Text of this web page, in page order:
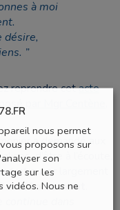
à moi
désire,
reprendre cetacte
par Mgr Centène,
a demandé aux
d’être à l’écoute,
et ouvrir largement
Sacrement
dans
nous permet
proposons sur
son
sur les
vidéos. Nous ne